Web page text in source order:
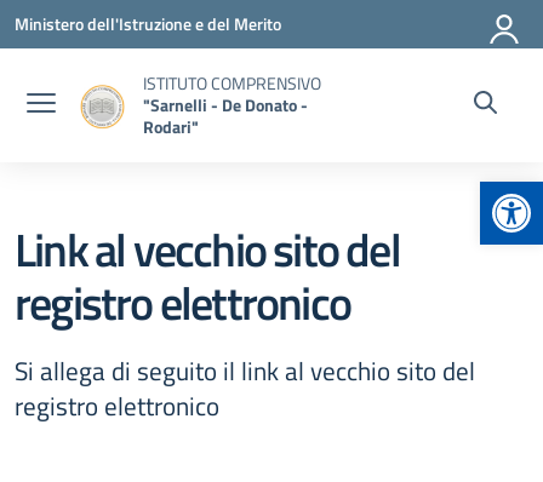
Vai ai contenuti
Vai al menu di navigazione
Vai al footer
Ministero dell'Istruzione e del Merito
ISTITUTO COMPRENSIVO
"Sarnelli - De Donato -
Rodari"
Link al vecchio sito del
registro elettronico
Si allega di seguito il link al vecchio sito del
registro elettronico